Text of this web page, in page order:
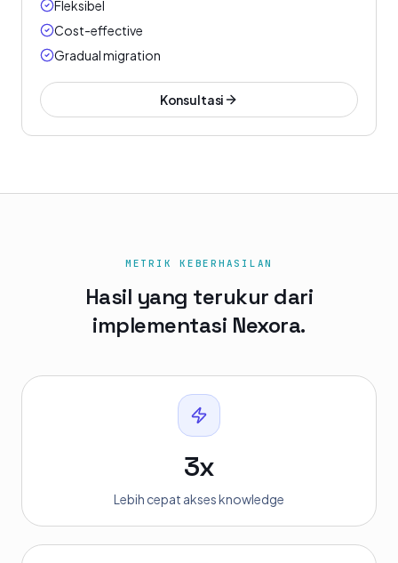
Fleksibel
Cost-effective
Gradual migration
Konsultasi
METRIK KEBERHASILAN
Hasil yang terukur dari
implementasi Nexora.
3x
Lebih cepat akses knowledge